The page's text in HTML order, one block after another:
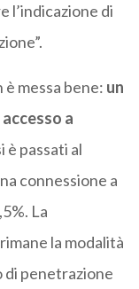
l’indicazione di
messa bene: un
a
è passati al
connessione a
La
la modalità
di penetrazione